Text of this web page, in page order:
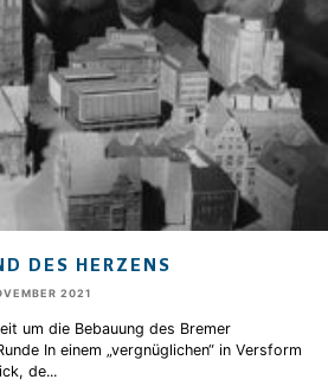
DES HERZENS
2021
um die Bebauung des Bremer
In einem „vergnüglichen“ in Versform
de...